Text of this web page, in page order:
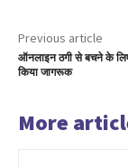
Previous article
ऑनलाइन ठगी से बचने के
किया जागरूक
More